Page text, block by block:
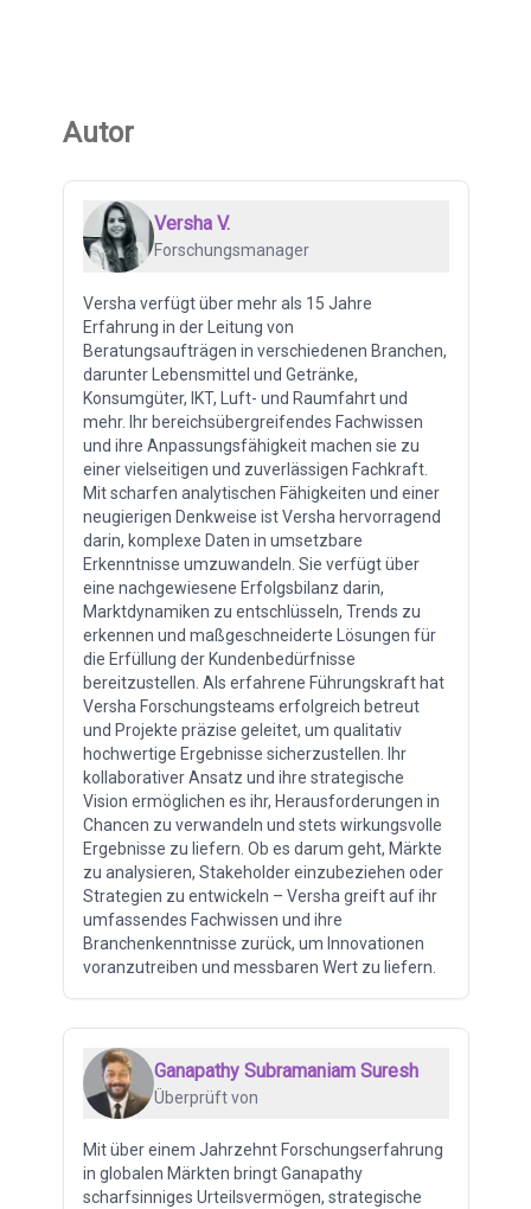
Autor
Versha V.
Forschungsmanager
Versha verfügt über mehr als 15 Jahre
Erfahrung in der Leitung von
Beratungsaufträgen in verschiedenen Branchen,
darunter Lebensmittel und Getränke,
Konsumgüter, IKT, Luft- und Raumfahrt und
mehr. Ihr bereichsübergreifendes Fachwissen
und ihre Anpassungsfähigkeit machen sie zu
einer vielseitigen und zuverlässigen Fachkraft.
Mit scharfen analytischen Fähigkeiten und einer
neugierigen Denkweise ist Versha hervorragend
darin, komplexe Daten in umsetzbare
Erkenntnisse umzuwandeln. Sie verfügt über
eine nachgewiesene Erfolgsbilanz darin,
Marktdynamiken zu entschlüsseln, Trends zu
erkennen und maßgeschneiderte Lösungen für
die Erfüllung der Kundenbedürfnisse
bereitzustellen. Als erfahrene Führungskraft hat
Versha Forschungsteams erfolgreich betreut
und Projekte präzise geleitet, um qualitativ
hochwertige Ergebnisse sicherzustellen. Ihr
kollaborativer Ansatz und ihre strategische
Vision ermöglichen es ihr, Herausforderungen in
Chancen zu verwandeln und stets wirkungsvolle
Ergebnisse zu liefern. Ob es darum geht, Märkte
zu analysieren, Stakeholder einzubeziehen oder
Strategien zu entwickeln – Versha greift auf ihr
umfassendes Fachwissen und ihre
Branchenkenntnisse zurück, um Innovationen
voranzutreiben und messbaren Wert zu liefern.
Ganapathy Subramaniam Suresh
Überprüft von
Mit über einem Jahrzehnt Forschungserfahrung
in globalen Märkten bringt Ganapathy
scharfsinniges Urteilsvermögen, strategische